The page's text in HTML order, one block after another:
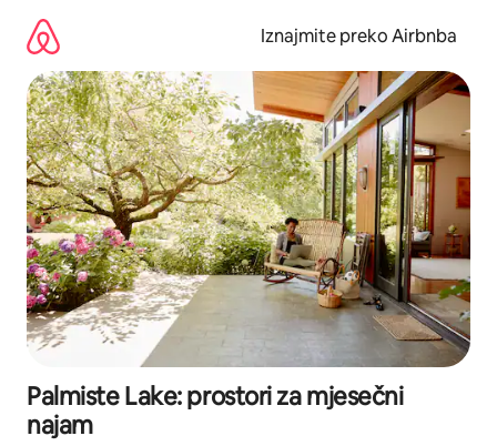
sadržaj
Iznajmite preko Airbnba
Palmiste Lake: prostori za mjesečni
najam